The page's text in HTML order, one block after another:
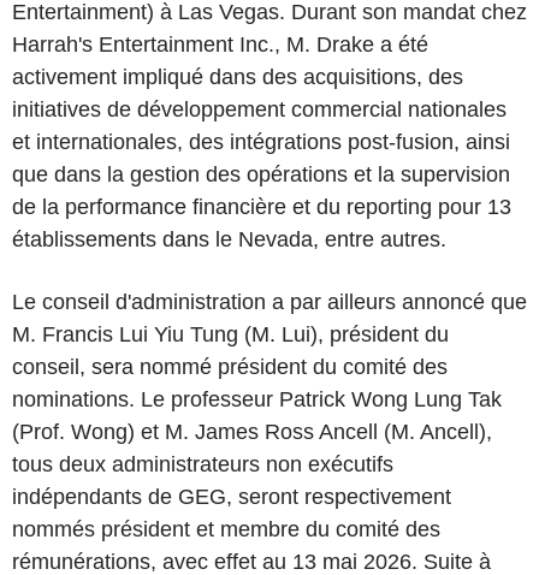
Entertainment) à Las Vegas. Durant son mandat chez
Harrah's Entertainment Inc., M. Drake a été
activement impliqué dans des acquisitions, des
initiatives de développement commercial nationales
et internationales, des intégrations post-fusion, ainsi
que dans la gestion des opérations et la supervision
de la performance financière et du reporting pour 13
établissements dans le Nevada, entre autres.
Le conseil d'administration a par ailleurs annoncé que
M. Francis Lui Yiu Tung (M. Lui), président du
conseil, sera nommé président du comité des
nominations. Le professeur Patrick Wong Lung Tak
(Prof. Wong) et M. James Ross Ancell (M. Ancell),
tous deux administrateurs non exécutifs
indépendants de GEG, seront respectivement
nommés président et membre du comité des
rémunérations, avec effet au 13 mai 2026. Suite à